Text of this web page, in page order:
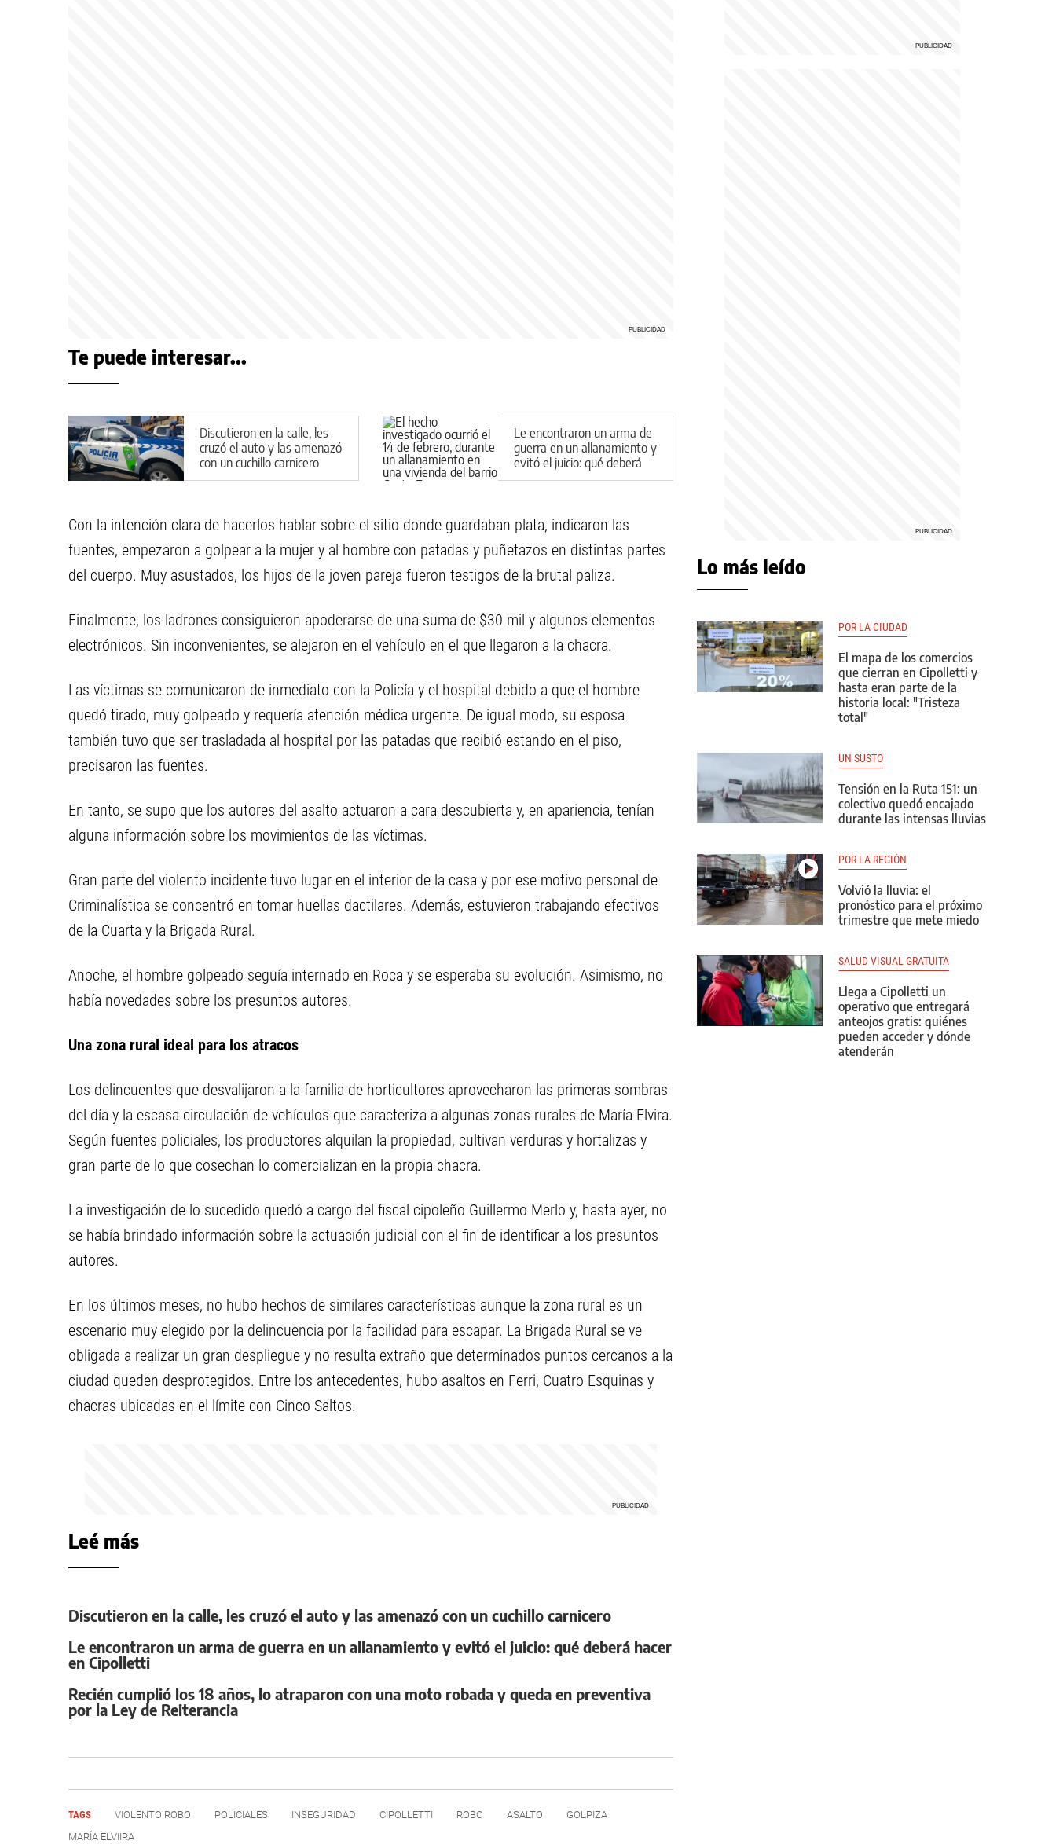
Te puede interesar...
Discutieron en la calle, les
cruzó el auto y las amenazó
con un cuchillo carnicero
Le encontraron un arma de
guerra en un allanamiento y
evitó el juicio: qué deberá
hacer en Cipolletti
Con la intención clara de hacerlos hablar sobre el sitio donde guardaban plata, indicaron las
fuentes, empezaron a golpear a la mujer y al hombre con patadas y puñetazos en distintas partes
del cuerpo. Muy asustados, los hijos de la joven pareja fueron testigos de la brutal paliza.
Finalmente, los ladrones consiguieron apoderarse de una suma de $30 mil y algunos elementos
electrónicos. Sin inconvenientes, se alejaron en el vehículo en el que llegaron a la chacra.
Las víctimas se comunicaron de inmediato con la Policía y el hospital debido a que el hombre
quedó tirado, muy golpeado y requería atención médica urgente. De igual modo, su esposa
también tuvo que ser trasladada al hospital por las patadas que recibió estando en el piso,
precisaron las fuentes.
En tanto, se supo que los autores del asalto actuaron a cara descubierta y, en apariencia, tenían
alguna información sobre los movimientos de las víctimas.
Gran parte del violento incidente tuvo lugar en el interior de la casa y por ese motivo personal de
Criminalística se concentró en tomar huellas dactilares. Además, estuvieron trabajando efectivos
de la Cuarta y la Brigada Rural.
Anoche, el hombre golpeado seguía internado en Roca y se esperaba su evolución. Asimismo, no
había novedades sobre los presuntos autores.
Una zona rural ideal para los atracos
Los delincuentes que desvalijaron a la familia de horticultores aprovecharon las primeras sombras
del día y la escasa circulación de vehículos que caracteriza a algunas zonas rurales de María Elvira.
Según fuentes policiales, los productores alquilan la propiedad, cultivan verduras y hortalizas y
gran parte de lo que cosechan lo comercializan en la propia chacra.
La investigación de lo sucedido quedó a cargo del fiscal cipoleño Guillermo Merlo y, hasta ayer, no
se había brindado información sobre la actuación judicial con el fin de identificar a los presuntos
autores.
En los últimos meses, no hubo hechos de similares características aunque la zona rural es un
escenario muy elegido por la delincuencia por la facilidad para escapar. La Brigada Rural se ve
obligada a realizar un gran despliegue y no resulta extraño que determinados puntos cercanos a la
ciudad queden desprotegidos. Entre los antecedentes, hubo asaltos en Ferri, Cuatro Esquinas y
chacras ubicadas en el límite con Cinco Saltos.
Leé más
Discutieron en la calle, les cruzó el auto y las amenazó con un cuchillo carnicero
Le encontraron un arma de guerra en un allanamiento y evitó el juicio: qué deberá hacer
en Cipolletti
Recién cumplió los 18 años, lo atraparon con una moto robada y queda en preventiva
por la Ley de Reiterancia
TAGS VIOLENTO ROBO POLICIALES INSEGURIDAD CIPOLLETTI ROBO ASALTO
GOLPIZA
MARÍA ELVIIRA
Lo más leído
POR LA CIUDAD
El mapa de los comercios
que cierran en Cipolletti y
hasta eran parte de la
historia local: "Tristeza
total"
UN SUSTO
Tensión en la Ruta 151: un
colectivo quedó encajado
durante las intensas lluvias
POR LA REGIÓN
Volvió la lluvia: el
pronóstico para el próximo
trimestre que mete miedo
SALUD VISUAL GRATUITA
Llega a Cipolletti un
operativo que entregará
anteojos gratis: quiénes
pueden acceder y dónde
atenderán